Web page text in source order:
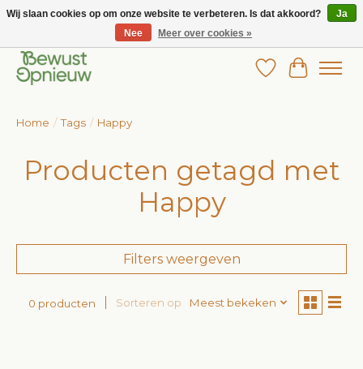
Wij bieden het grootste aanbod in betaalbare kinderkleding!
Verlanglijst
Home / Tags / Happy
Producten getagd met
Happy
Filters weergeven
0 producten Sorteren op Meest bekeken
Wij slaan cookies op om onze website te verbeteren. Is dat akkoord?
Ja
Nee
Meer over cookies »